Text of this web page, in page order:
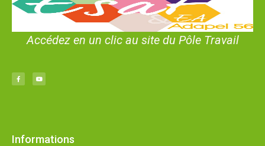
Accédez en un clic au site du Pôle Travail
Informations